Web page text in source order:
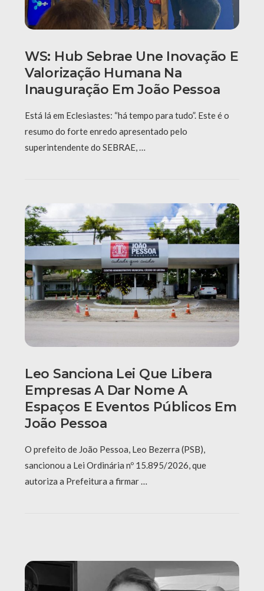
WS: Hub Sebrae Une Inovação E
Valorização Humana Na
Inauguração Em João Pessoa
Está lá em Eclesiastes: “há tempo para tudo”. Este é o
resumo do forte enredo apresentado pelo
superintendente do SEBRAE, …
Leo Sanciona Lei Que Libera
Empresas A Dar Nome A
Espaços E Eventos Públicos Em
João Pessoa
O prefeito de João Pessoa, Leo Bezerra (PSB),
sancionou a Lei Ordinária nº 15.895/2026, que
autoriza a Prefeitura a firmar …